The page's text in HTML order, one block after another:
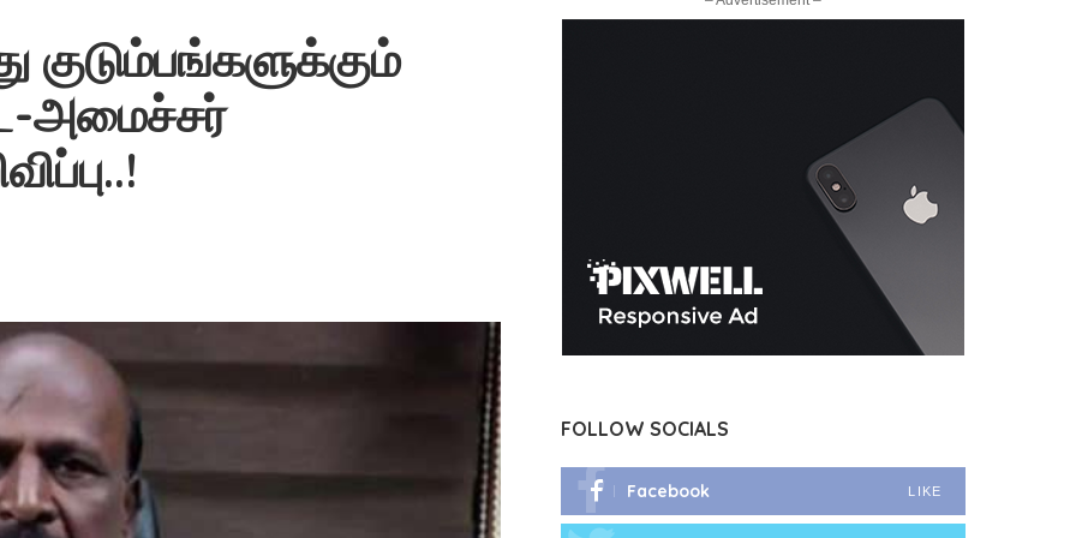
அமைச்சர்
FOLLOW SOCIALS
Facebook LIKE